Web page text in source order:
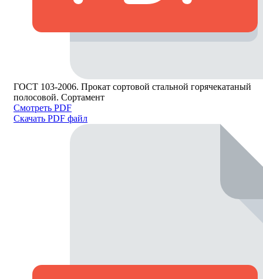
ГОСТ 103-2006. Прокат сортовой стальной горячекатаный
полосовой. Сортамент
Смотреть PDF
Скачать PDF файл